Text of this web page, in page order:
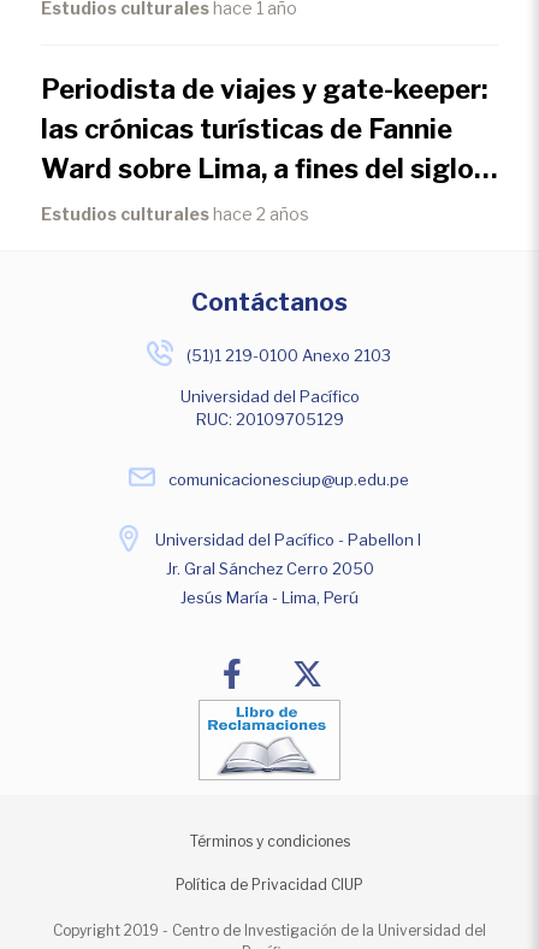
conventional political participation
Estudios culturales hace 1 año
Periodista de viajes y gate-keeper:
las crónicas turísticas de Fannie
Ward sobre Lima, a fines del siglo
XIX
Estudios culturales hace 2 años
Contáctanos
(51)1 219-0100 Anexo 2103
Universidad del Pacífico
RUC: 20109705129
comunicacionesciup@up.edu.pe
Universidad del Pacífico - Pabellon I
Jr. Gral Sánchez Cerro 2050
Jesús María - Lima, Perú
Términos y condiciones
Política de Privacidad CIUP
Copyright 2019 - Centro de Investigación de la Universidad del